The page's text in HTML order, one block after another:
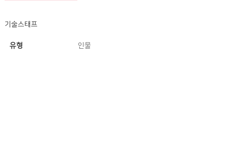
기술스태프
유형 인물